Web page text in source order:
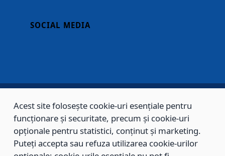
SOCIAL MEDIA
Copyright © 2002 - 2026 - PRIMĂRIA MUNICIPIULUI BRAȘOV, toate drepturile
rezervate.
Sitemap Contact
Acest site folosește cookie-uri esențiale pentru
funcționare și securitate, precum și cookie-uri
opționale pentru statistici, conținut și marketing.
Puteți accepta sau refuza utilizarea cookie-urilor